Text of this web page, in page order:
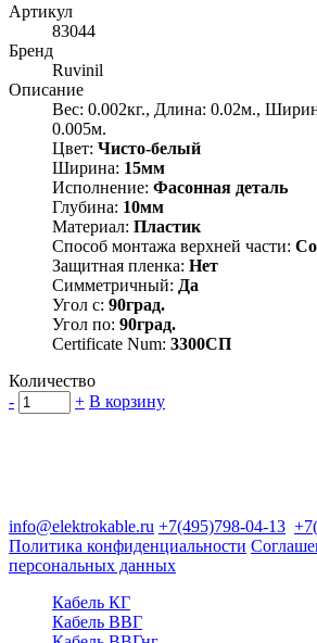
Артикул
83044
Бренд
Ruvinil
Описание
Вес: 0.002кг., Длина: 0.02м.,
0.005м.
Цвет: Чисто-белый
Ширина: 15мм
Исполнение: Фасонная деталь
Глубина: 10мм
Материал: Пластик
Способ монтажа верхней части:
Защитная пленка: Нет
Симметричный: Да
Угол с: 90град.
Угол по: 90град.
Certificate Num: 3300СП
Количество
-
+ В корзину
info@elektrokable.ru +7(495)798-04-13
Политика конфиденциальности
персональных данных
Кабель КГ
Кабель ВВГ